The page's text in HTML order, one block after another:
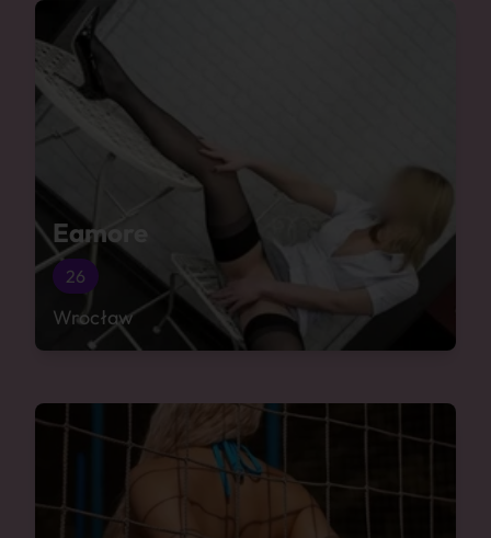
Eamore
26
Wrocław